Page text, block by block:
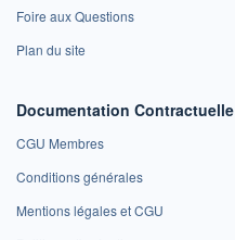
Foire aux Questions
Plan du site
Documentation Contractuelle
CGU Membres
Conditions générales
Mentions légales et CGU